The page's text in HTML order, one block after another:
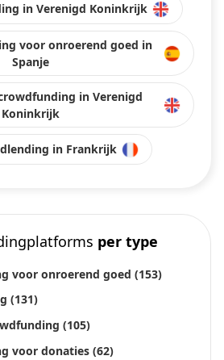
in Verenigd Koninkrijk
voor onroerend goed in
Spanje
in Verenigd
Koninkrijk
in Frankrijk
per type
voor onroerend goed (153)
(131)
(105)
voor donaties (62)